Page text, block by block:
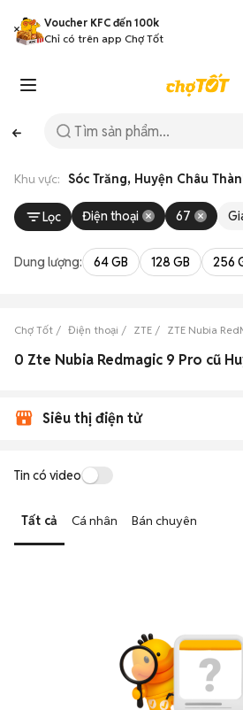
Voucher KFC đến 100k
Chỉ có trên app Chợ Tốt
Khu vực: Sóc Trăng, Huyện Châu
Lọc Điện thoại 67
Dung lượng: 64 GB 128 GB 256
Chợ Tốt Điện thoại ZTE ZTE Nubia
Siêu thị điện tử
Tin có video
Tất cả Cá nhân Bán chuyên